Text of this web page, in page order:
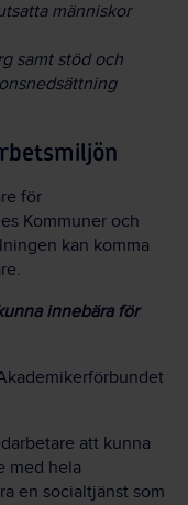
människor
samt stöd och
för
Kommuner och
kan komma
innebära för
att kunna
med hela
en socialtjänst som